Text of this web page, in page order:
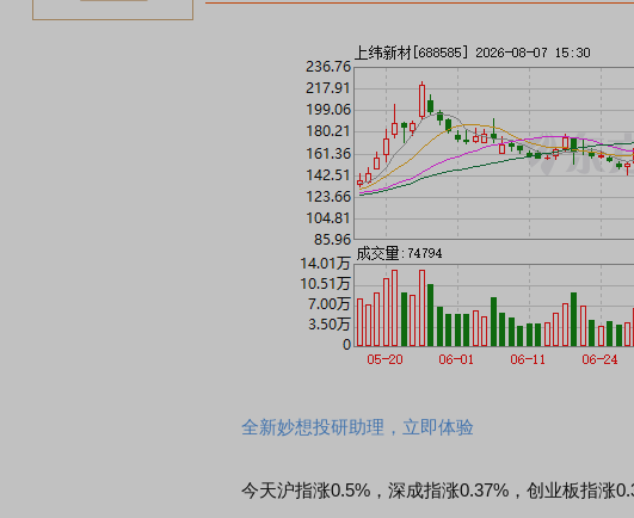
全新妙想投研助理，立即体验
今天沪指涨0.5%，深成指涨0.37%，创业板指涨